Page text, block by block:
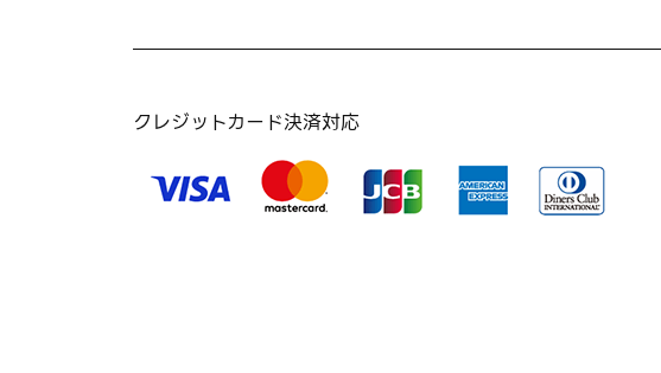
クレジットカード決済対応